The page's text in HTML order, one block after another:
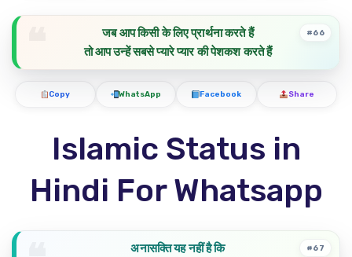
जब आप किसी के लिए प्रार्थना करते हैं
तो आप उन्हें सबसे प्यारे प्यार की पेशकश करते हैं
#66
Copy WhatsApp Facebook Share
Islamic Status in
Hindi For Whatsapp
अनासक्ति यह नहीं है कि
#67